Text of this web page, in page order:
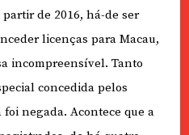
partir de 2016, há-de ser
licenças para Macau,
incompreensível. Tanto
concedida pelos
negada. Acontece que a